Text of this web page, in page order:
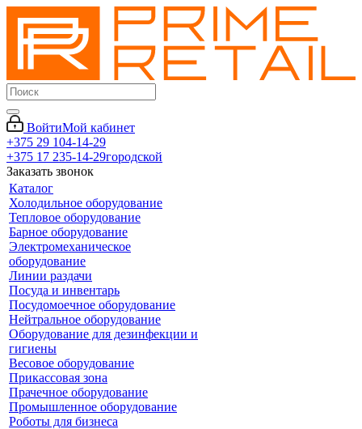
ВойтиМой кабинет
+375 29 104-14-29
+375 17 235-14-29городской
Заказать звонок
Каталог
Холодильное оборудование
Тепловое оборудование
Барное оборудование
Электромеханическое
оборудование
Линии раздачи
Посуда и инвентарь
Посудомоечное оборудование
Нейтральное оборудование
Оборудование для дезинфекции и
гигиены
Весовое оборудование
Прикассовая зона
Прачечное оборудование
Промышленное оборудование
Роботы для бизнеса